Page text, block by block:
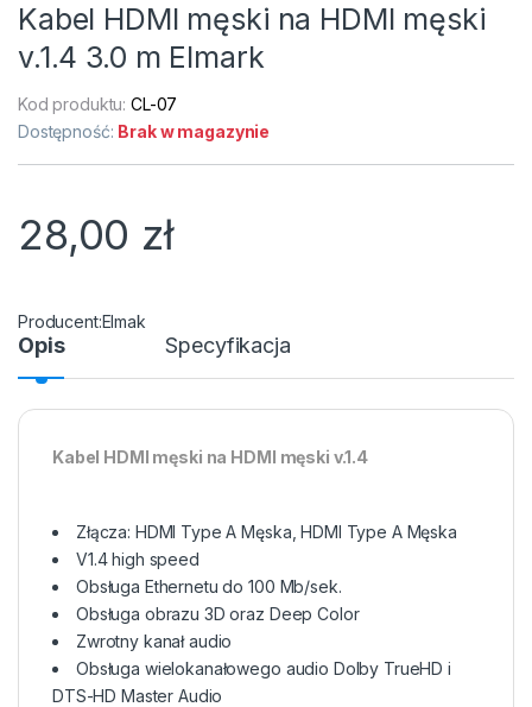
Kabel HDMI męski na HDMI męski
v.1.4 3.0 m Elmark
Kod produktu:CL-07
Dostępność: Brak w magazynie
28,00 zł
Elmak
Opis Specyfikacja
Kabel HDMI męski na HDMI męski v.1.4
Złącza: HDMI Type A Męska, HDMI Type A Męska
V1.4 high speed
Obsługa Ethernetu do 100 Mb/sek.
Obsługa obrazu 3D oraz Deep Color
Zwrotny kanał audio
Obsługa wielokanałowego audio Dolby TrueHD i
DTS-HD Master Audio